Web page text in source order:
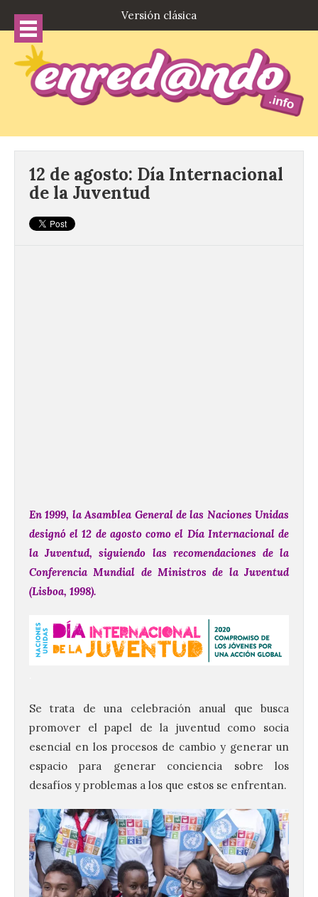
Versión clásica
12 de agosto: Día Internacional
de la Juventud
En 1999, la Asamblea General de las Naciones Unidas
designó el 12 de agosto como el Día Internacional de
la Juventud, siguiendo las recomendaciones de la
Conferencia Mundial de Ministros de la Juventud
(Lisboa, 1998).
Se trata de una celebración anual que busca
promover el papel de la juventud como socia
esencial en los procesos de cambio y generar un
espacio para generar conciencia sobre los
desafíos y problemas a los que estos se enfrentan.